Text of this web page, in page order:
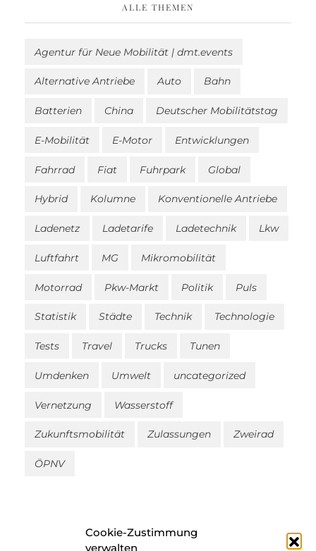
Cookie-Zustimmung
verwalten
ALLE THEMEN
Agentur für Neue Mobilität | dmt.events
Alternative Antriebe Auto Bahn
Batterien China Deutscher Mobilitätstag
E-Mobilität E-Motor Entwicklungen
Fahrrad Fiat Fuhrpark Global
Hybrid Kolumne Konventionelle Antriebe
Ladenetz Ladetarife Ladetechnik Lkw
Luftfahrt MG Mikromobilität
Motorrad Pkw-Markt Politik Puls
Statistik Städte Technik Technologie
Tests Travel Trucks Tunen
Umdenken Umwelt uncategorized
Vernetzung Wasserstoff
Zukunftsmobilität Zulassungen Zweirad
ÖPNV